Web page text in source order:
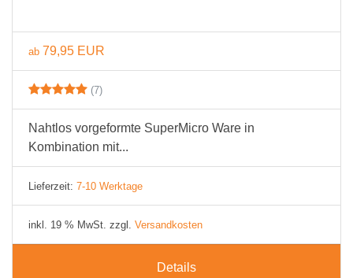
ab 79,95 EUR
(7)
Nahtlos vorgeformte SuperMicro Ware in
Kombination mit...
Lieferzeit: 7-10 Werktage
inkl. 19 % MwSt. zzgl. Versandkosten
Details